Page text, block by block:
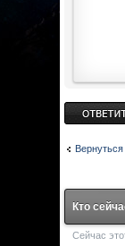
Ответить
Кто
Сейчас